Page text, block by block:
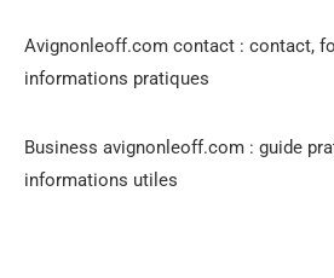
Avignonleoff.com contact : contact,
informations pratiques
Business avignonleoff.com : guide
informations utiles